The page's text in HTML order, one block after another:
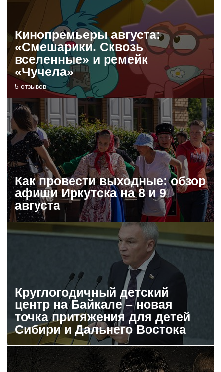
Кинопремьеры августа:
«Смешарики. Сквозь
вселенные» и ремейк
«Чучела»
5 отзывов
Как провести выходные: обзор
афиши Иркутска на 8 и 9
августа
Круглогодичный детский
центр на Байкале – новая
точка притяжения для детей
Сибири и Дальнего Востока